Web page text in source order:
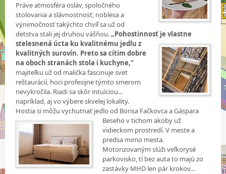
Práve atmosféra osláv, spoločného
stolovania a slávnostnosť, noblesa a
výnimočnosť takýchto chvíľ sa už od
detstva stali jej druhou vášňou.„Pohostinnosť je vlastne
stelesnená úcta ku kvalitnému jedlu z
kvalitných surovín. Preto sa cítim dobre
na oboch stranách stola i kuchyne,“
majiteľku už od malička fascinuje svet
reštaurácií, hoci profesijne týmto smerom
nevykročila. Riadi sa skôr intuíciou...
napríklad, aj vo výbere skvelej lokality.
Hostia si môžu vychutnať jedlo od Borisa Fačkovca a Gáspara
Beseho v tichom akoby už
vidieckom prostredí. V meste a
predsa mimo mesta.
Motorizovaným slúži veľkorysé
parkovisko, tí bez auta to majú zo
zastávky MHD len pár krokov...